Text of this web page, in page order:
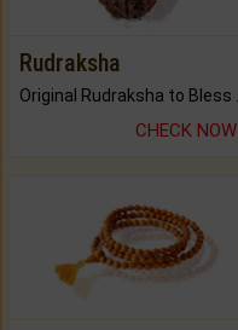
Rudraksha
CHECK NOW